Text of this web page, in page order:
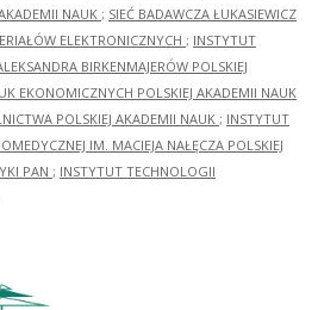
NAUK ; SIEĆ BADAWCZA ŁUKASIEWICZ
ELEKTRONICZNYCH ; INSTYTUT
BIRKENMAJERÓW POLSKIEJ
EKONOMICZNYCH POLSKIEJ AKADEMII NAUK
POLSKIEJ AKADEMII NAUK ; INSTYTUT
IM. MACIEJA NAŁĘCZA POLSKIEJ
PAN ; INSTYTUT TECHNOLOGII